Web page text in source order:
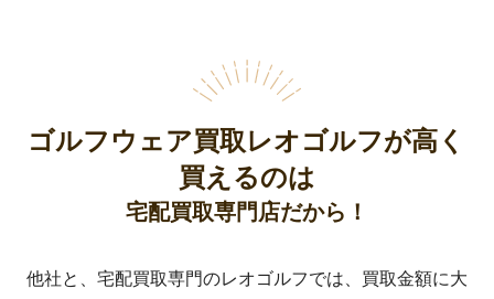
ゴルフウェア買取レオゴルフが高く
買えるのは
宅配買取専門店だから！
他社と、宅配買取専門のレオゴルフでは、買取金額に大